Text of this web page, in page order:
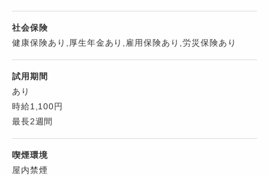
社会保険
健康保険あり,厚生年金あり,雇用保険あり,労災保険あり
試用期間
あり
時給1,100円
最長2週間
喫煙環境
屋内禁煙